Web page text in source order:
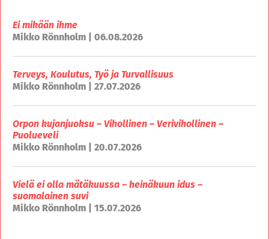
Ei mikään ihme
Mikko Rönnholm | 06.08.2026
Terveys, Koulutus, Työ ja Turvallisuus
Mikko Rönnholm | 27.07.2026
Orpon kujanjuoksu – Vihollinen – Verivihollinen –
Puolueveli
Mikko Rönnholm | 20.07.2026
Vielä ei olla mätäkuussa – heinäkuun idus –
suomalainen suvi
Mikko Rönnholm | 15.07.2026